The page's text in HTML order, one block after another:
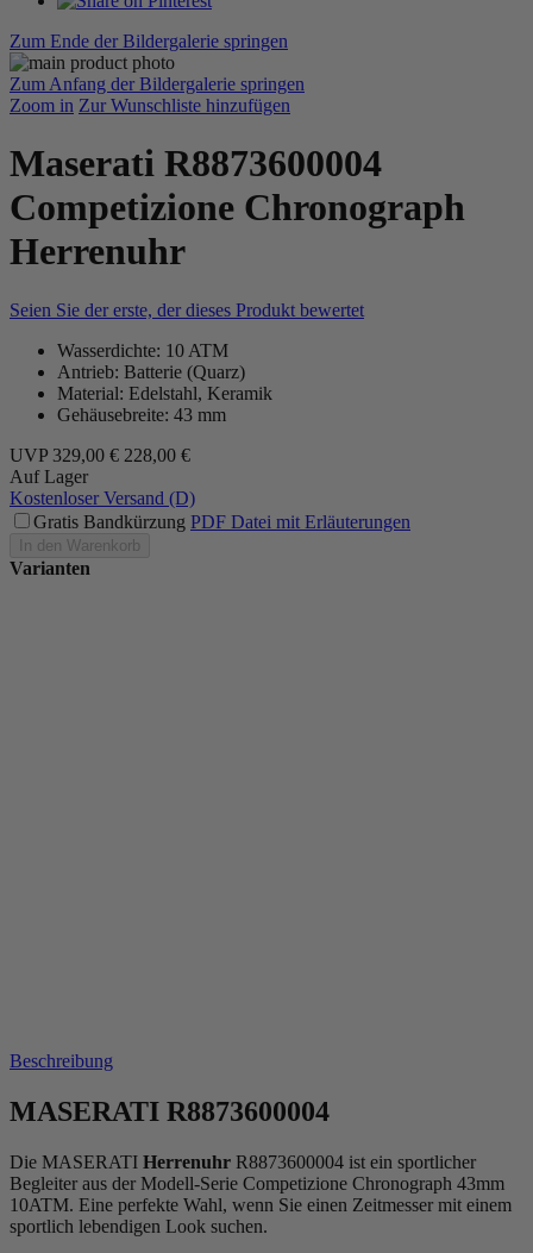
Zum Ende der Bildergalerie springen
Zum Anfang der Bildergalerie springen
Zoom in Zur Wunschliste hinzufügen
Maserati R8873600004
Competizione Chronograph
Herrenuhr
Seien Sie der erste, der dieses Produkt bewertet
Wasserdichte: 10 ATM
Antrieb: Batterie (Quarz)
Material: Edelstahl, Keramik
Gehäusebreite: 43 mm
UVP 329,00 € 228,00 €
Auf Lager
Kostenloser Versand (D)
Gratis Bandkürzung PDF Datei mit Erläuterungen
In den Warenkorb
Varianten
Beschreibung
MASERATI R8873600004
Die MASERATI Herrenuhr R8873600004 ist ein sportlicher
Begleiter aus der Modell-Serie Competizione Chronograph 43mm
10ATM. Eine perfekte Wahl, wenn Sie einen Zeitmesser mit einem
sportlich lebendigen Look suchen.